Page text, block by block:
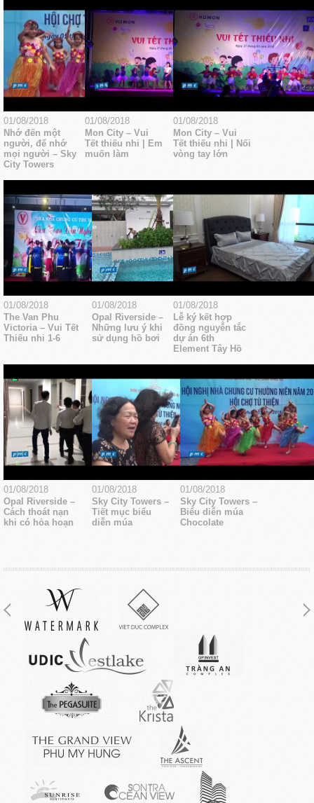
01/08/2018
Nhớ đến một
người, để nhớ
mọi người – Sky
City Towers
01/08/2018
Mon City – Vui
Tết thiếu nhi | Em
muốn làm
01/08/2018
Mon City – Vui
Tết thiếu nhi | Nối
vòng tay lớn
01/08/2018
The Van Phu
Victoria – Vui Tết
Thiếu nhi 1-6
01/08/2018
Opal Riverside –
Những lưu ý khi
sử dụng hồ bơi
01/08/2018
Lễ ký kết hợp
đồng nguyễn tắc
dự án 6th
Element Tây Hồ
01/08/2018
Opal Riverside –
Cách thoát nạn
khi có hỏa hoạn
01/08/2018
Sky City Towers –
Tiết mục biểu
diễn múa
01/08/2018
Sky City Towers –
Biểu diễn múa
Chocolate